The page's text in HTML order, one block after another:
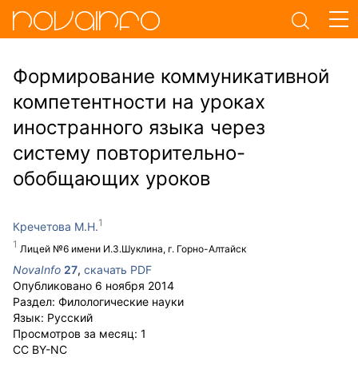
Формирование коммуникативной
компетентности на уроках
иностранного языка через
систему повторительно-
обобщающих уроков
Кречетова М.Н.
Лицей №6 имени И.З.Шуклина, г. Горно-Алтайск
NovaInfo 27, скачать PDF
Опубликовано 6 ноября 2014
Раздел: Филологические науки
Язык: Русский
Просмотров за месяц: 1
CC BY-NC